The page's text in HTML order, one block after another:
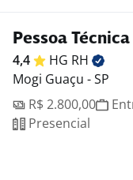
Pessoa
4,4 HG RH
Mogi Guaçu - SP
R$ 2.800,00
Presencial